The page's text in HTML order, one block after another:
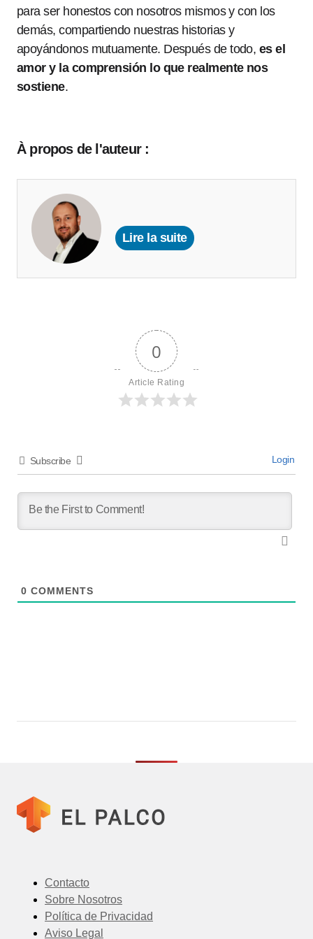
para ser honestos con nosotros mismos y con los
demás, compartiendo nuestras historias y
apoyándonos mutuamente. Después de todo, es el
amor y la comprensión lo que realmente nos
sostiene.
À propos de l'auteur :
Lire la suite
0
Article Rating
Subscribe Login
0 COMMENTS
Contacto
Sobre Nosotros
Política de Privacidad
Aviso Legal